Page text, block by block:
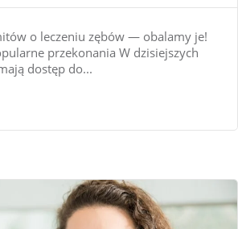
o leczeniu zębów — obalamy je!
przekonania W dzisiejszych
dostęp do...